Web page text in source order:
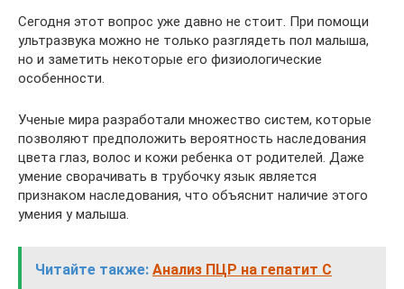
Сегодня этот вопрос уже давно не стоит. При помощи
ультразвука можно не только разглядеть пол малыша,
но и заметить некоторые его физиологические
особенности.
Ученые мира разработали множество систем, которые
позволяют предположить вероятность наследования
цвета глаз, волос и кожи ребенка от родителей. Даже
умение сворачивать в трубочку язык является
признаком наследования, что объяснит наличие этого
умения у малыша.
Читайте также: Анализ ПЦР на гепатит С